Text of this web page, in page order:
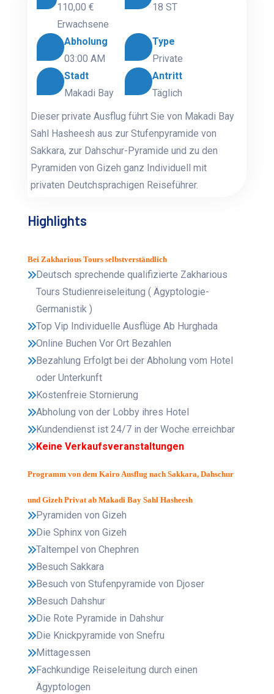
110,00 €
Erwachsene
18 ST
Abholung
03:00 AM
Type
Private
Stadt
Makadi Bay
Antritt
Täglich
Dieser private Ausflug führt Sie von Makadi Bay
Sahl Hasheesh aus zur Stufenpyramide von
Sakkara, zur Dahschur-Pyramide und zu den
Pyramiden von Gizeh ganz Individuell mit
privaten Deutchsprachigen Reiseführer.
Highlights
Bei Zakharious Tours selbstverständlich
Deutsch sprechende qualifizierte Zakharious
Tours Studienreiseleitung ( Ägyptologie-
Germanistik )
Top Vip Individuelle Ausflüge Ab Hurghada
Online Buchen Vor Ort Bezahlen
Bezahlung Erfolgt bei der Abholung vom Hotel
oder Unterkunft
Kostenfreie Stornierung
Abholung von der Lobby ihres Hotel
Kundendienst ist 24/7 in der Woche erreichbar
Keine Verkaufsveranstaltungen
Programm von dem Kairo Ausflug nach Sakkara, Dahschur
und Gizeh Privat ab Makadi Bay Sahl Hasheesh
Pyramiden von Gizeh
Die Sphinx von Gizeh
Taltempel von Chephren
Besuch Sakkara
Besuch von Stufenpyramide von Djoser
Besuch Dahshur
Die Rote Pyramide in Dahshur
Die Knickpyramide von Snefru
Mittagessen
Fachkundige Reiseleitung durch einen
Ägyptologen